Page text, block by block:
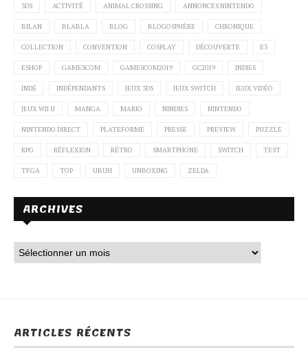
3DS ACTIVITÉ ANIMAL CROSSING ANNONCES NINTENDO
BILAN BLABLA BLOG BLOGOSPHÈRE CHRONIQUE
COLLECTION CONVENTION COSPLAY DÉCOUVERTE E3
ESHOP GAMESCOM GAMESCOM2019 GC2019 INDIES
INDÉ INDÉPENDANTS JEUX 3DS JEUX SWITCH JEUX VIDÉO
JEUX WII U MANGA MARIO NINDIES NINTENDO
NINTENDO DIRECT PLATEFORME PRESSE PREVIEW PUZZLE
RPG RÉFLEXION RÉTRO SMARTPHONE SWITCH TEST
TFGA TOP UBUH UNBOXING ZELDA
ARCHIVES
ARTICLES RÉCENTS